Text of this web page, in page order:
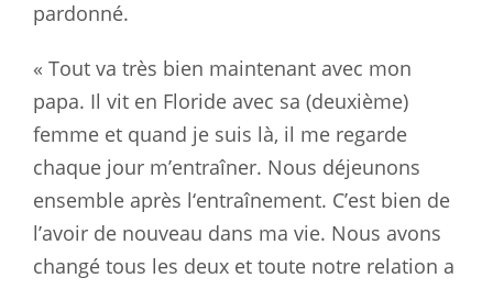
pardonné.
« Tout va très bien maintenant avec mon
papa. Il vit en Floride avec sa (deuxième)
femme et quand je suis là, il me regarde
chaque jour m’entraîner. Nous déjeunons
ensemble après l‘entraînement. C’est bien de
l’avoir de nouveau dans ma vie. Nous avons
changé tous les deux et toute notre relation a